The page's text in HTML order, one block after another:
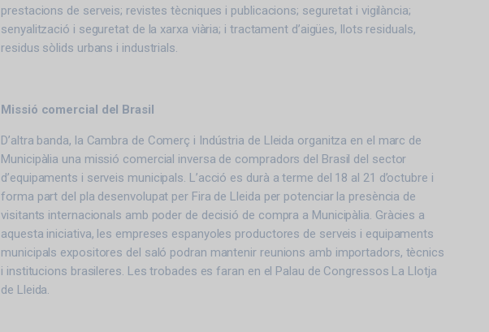
prestacions de serveis; revistes tècniques i publicacions; seguretat i vigilància;
senyalització i seguretat de la xarxa viària; i tractament d’aigües, llots residuals,
residus sòlids urbans i industrials.
Missió comercial del Brasil
D’altra banda, la Cambra de Comerç i Indústria de Lleida organitza en el marc de
Municipàlia una missió comercial inversa de compradors del Brasil del sector
d’equipaments i serveis municipals. L’acció es durà a terme del 18 al 21 d’octubre i
forma part del pla desenvolupat per Fira de Lleida per potenciar la presència de
visitants internacionals amb poder de decisió de compra a Municipàlia. Gràcies a
aquesta iniciativa, les empreses espanyoles productores de serveis i equipaments
municipals expositores del saló podran mantenir reunions amb importadors, tècnics
i institucions brasileres. Les trobades es faran en el Palau de Congressos La Llotja
de Lleida.